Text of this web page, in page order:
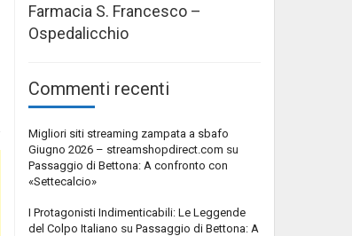
Farmacia S. Francesco –
Ospedalicchio
Commenti recenti
Migliori siti streaming zampata a sbafo
Giugno 2026 – streamshopdirect.com su
Passaggio di Bettona: A confronto con
«Settecalcio»
I Protagonisti Indimenticabili: Le Leggende
del Colpo Italiano su Passaggio di Bettona: A